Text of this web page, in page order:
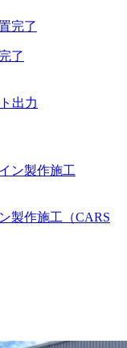
了
出力
製作施工（CARS